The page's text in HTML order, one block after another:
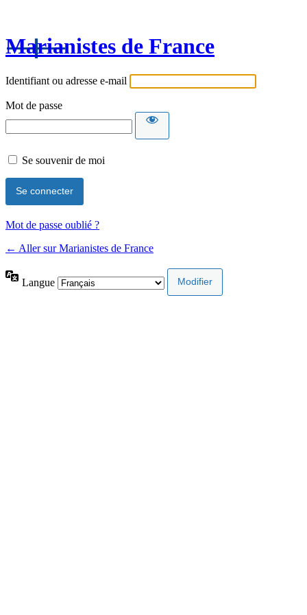
Marianistes de France
Identifiant ou adresse e-mail
Mot de passe
Se souvenir de moi
Mot de passe oublié ?
← Aller sur Marianistes de France
Langue